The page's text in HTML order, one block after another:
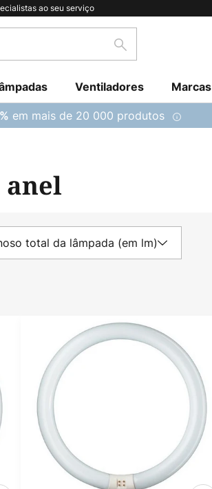
ao seu serviço
Pesquisar
Ventiladores Marcas
em mais de 20 000 produtos
anel
total da lâmpada (em lm)